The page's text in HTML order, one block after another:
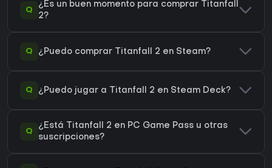
Q
¿Es un buen momento para comprar Titanfall
2?
Q ¿Puedo comprar Titanfall 2 en Steam?
Q ¿Puedo jugar a Titanfall 2 en Steam Deck?
Q
¿Está Titanfall 2 en PC Game Pass u otras
suscripciones?